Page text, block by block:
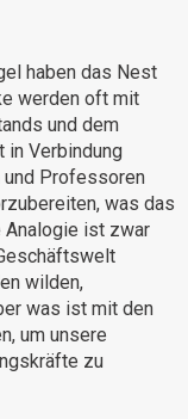
KI
haben das Nest
werden oft mit
und dem
in Verbindung
und Professoren
was das
Analogie ist zwar
wilden,
was ist mit den
um unsere
zu